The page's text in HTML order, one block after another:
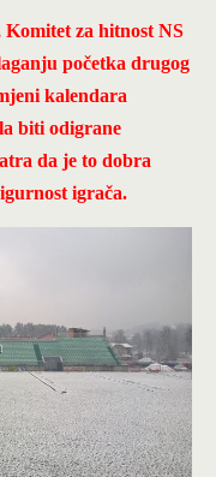
za hitnost NS
početka drugog
kalendara
biti odigrane
da je to dobra
igrača.